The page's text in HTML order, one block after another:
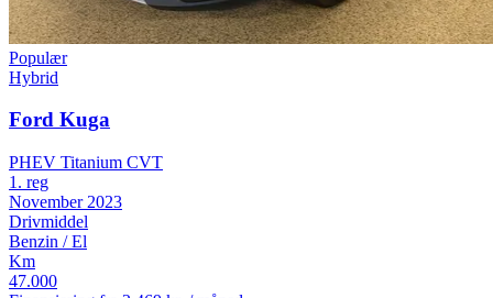
Populær
Hybrid
Ford Kuga
PHEV Titanium CVT
1. reg
November 2023
Drivmiddel
Benzin / El
Km
47.000